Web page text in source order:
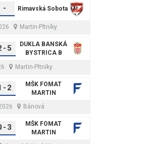
- Rimavská Sobota
Martin-Pltníky
- 5
DUKLA BANSKÁ
BYSTRICA B
Martin-Pltníky
- 2
MŠK FOMAT
MARTIN
Bánová
- 3
MŠK FOMAT
MARTIN